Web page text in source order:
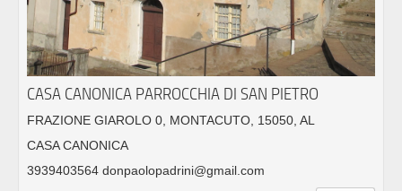
CASA CANONICA PARROCCHIA DI SAN PIETRO
FRAZIONE GIAROLO 0, MONTACUTO, 15050, AL
CASA CANONICA
3939403564 donpaolopadrini@gmail.com